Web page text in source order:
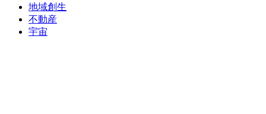
地域創生
不動産
宇宙